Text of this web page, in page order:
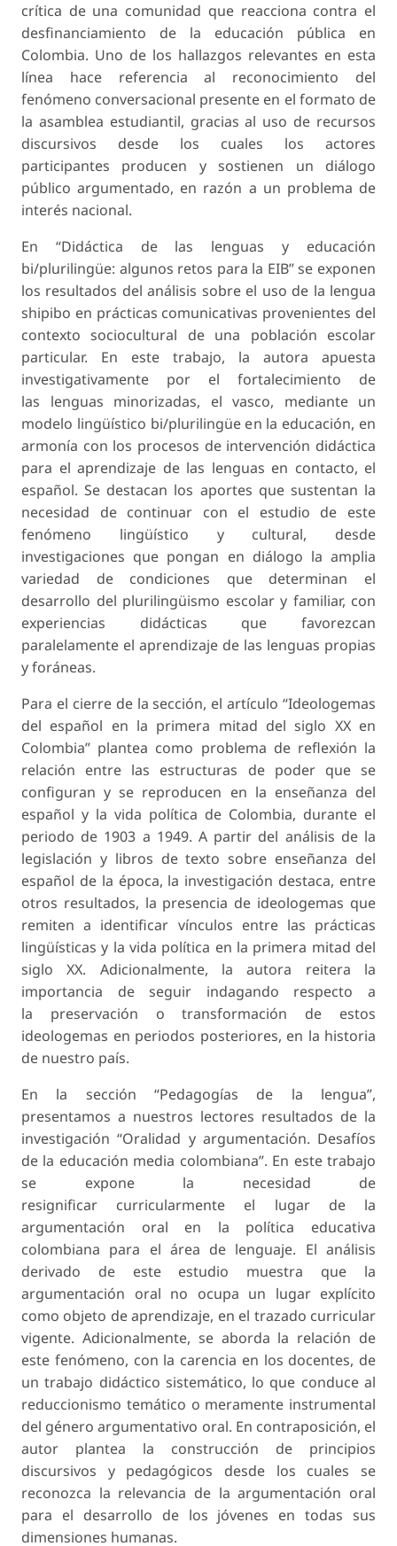
crítica de una comunidad que reacciona contra el
desfinanciamiento de la educación pública en
Colombia. Uno de los hallazgos relevantes en esta
línea hace referencia al reconocimiento del
fenómeno conversacional presente en el formato de
la asamblea estudiantil, gracias al uso de recursos
discursivos desde los cuales los actores
participantes producen y sostienen un diálogo
público argumentado, en razón a un problema de
interés nacional.
En “Didáctica de las lenguas y educación
bi/plurilingüe: algunos retos para la EIB” se exponen
los resultados del análisis sobre el uso de la lengua
shipibo en prácticas comunicativas provenientes del
contexto sociocultural de una población escolar
particular. En este trabajo, la autora apuesta
investigativamente por el fortalecimiento de
las lenguas minorizadas, el vasco, mediante un
modelo lingüístico bi/plurilingüe en la educación, en
armonía con los procesos de intervención didáctica
para el aprendizaje de las lenguas en contacto, el
español. Se destacan los aportes que sustentan la
necesidad de continuar con el estudio de este
fenómeno lingüístico y cultural, desde
investigaciones que pongan en diálogo la amplia
variedad de condiciones que determinan el
desarrollo del plurilingüismo escolar y familiar, con
experiencias didácticas que favorezcan
paralelamente el aprendizaje de las lenguas propias
y foráneas.
Para el cierre de la sección, el artículo “Ideologemas
del español en la primera mitad del siglo XX en
Colombia” plantea como problema de reflexión la
relación entre las estructuras de poder que se
configuran y se reproducen en la enseñanza del
español y la vida política de Colombia, durante el
periodo de 1903 a 1949. A partir del análisis de la
legislación y libros de texto sobre enseñanza del
español de la época, la investigación destaca, entre
otros resultados, la presencia de ideologemas que
remiten a identificar vínculos entre las prácticas
lingüísticas y la vida política en la primera mitad del
siglo XX. Adicionalmente, la autora reitera la
importancia de seguir indagando respecto a
la preservación o transformación de estos
ideologemas en periodos posteriores, en la historia
de nuestro país.
En la sección “Pedagogías de la lengua”,
presentamos a nuestros lectores resultados de la
investigación “Oralidad y argumentación. Desafíos
de la educación media colombiana”. En este trabajo
se expone la necesidad de
resignificar curricularmente el lugar de la
argumentación oral en la política educativa
colombiana para el área de lenguaje. El análisis
derivado de este estudio muestra que la
argumentación oral no ocupa un lugar explícito
como objeto de aprendizaje, en el trazado curricular
vigente. Adicionalmente, se aborda la relación de
este fenómeno, con la carencia en los docentes, de
un trabajo didáctico sistemático, lo que conduce al
reduccionismo temático o meramente instrumental
del género argumentativo oral. En contraposición, el
autor plantea la construcción de principios
discursivos y pedagógicos desde los cuales se
reconozca la relevancia de la argumentación oral
para el desarrollo de los jóvenes en todas sus
dimensiones humanas.